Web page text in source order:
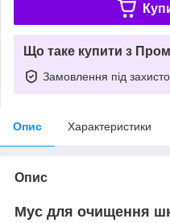
Що таке купити з
Замовлення під
Опис Характеристики
Опис
Мус для очищення